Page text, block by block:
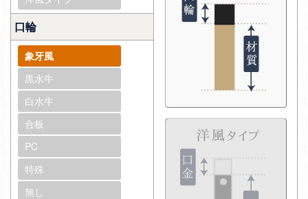
口輪
象牙風
黒水牛
白水牛
合板
PC
特殊
無し